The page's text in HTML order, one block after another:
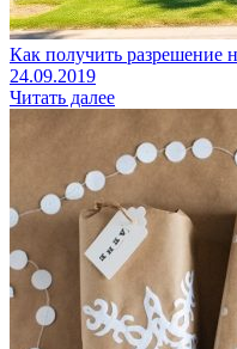
Как получить разрешение
24.09.2019
Читать далее